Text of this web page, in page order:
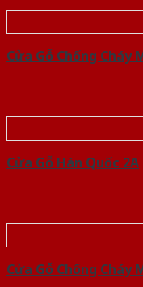
Cửa Gỗ Chống Cháy
Cửa Gỗ Hàn Quốc 2A
Cửa Gỗ Chống Cháy